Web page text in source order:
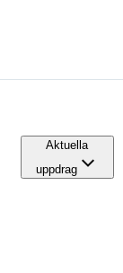
Aktuella
uppdrag